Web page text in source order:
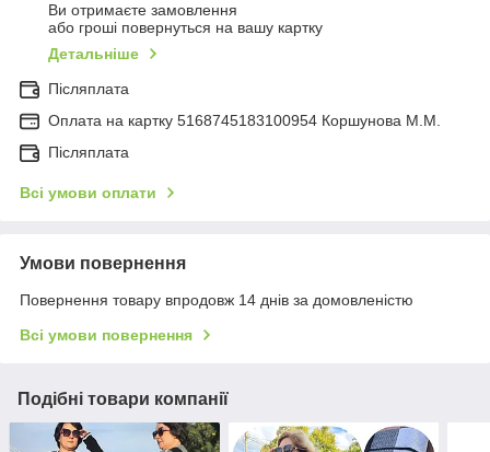
Ви отримаєте замовлення
або гроші повернуться на вашу картку
Детальніше
Післяплата
Оплата на картку 5168745183100954 Коршунова М.М.
Післяплата
Всі умови оплати
Умови повернення
Повернення товару впродовж 14 днів за домовленістю
Всі умови повернення
Подібні товари компанії